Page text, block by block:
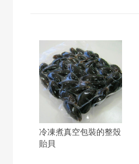
冷凍煮真空包裝的整殼
貽貝